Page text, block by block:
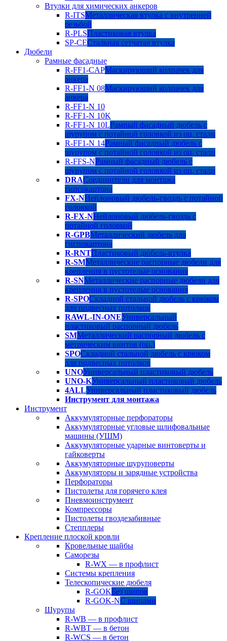
Втулки для химических анкеров
R-ITSМеталлическая втулка с внутренней
резьбой
R-PLSПластиковая втулка
SP-CEСтальная сетчатая втулка
Дюбели
Рамные фасадные
R-FF1-CAPМаскирующий колпачек для
анкера
R-FF1-N 08Маскирующий колпачек для
анкера
R-FF1-N 10
R-FF1-N 10K
R-FF1-N 10LРамный фасадный дюбель с
шурупом с потайной головкой из оц. стали
R-FF1-N 14Рамный фасадный дюбель с
шурупом с потайной головкой из оц. стали
R-FFS-NРамный фасадный дюбель с
шурупом с потайной головкой из оц. стали
DRAСоединители для монтажа
гипсокартона
FX-NНейлоновый дюбель-гвоздь с потайной
головкой
R-FX-NНейлоновый дюбель-гвоздь с
потайной головкой
R-GPBМеталлический дюбель для
гиспокартона
R-RNTПластиковый дюбель-втулка
R-SMМеталлические распорные дюбели для
крепления в пустотелые основания
R-SNМеталлические распорные дюбели для
крепления в пустотелые основания
R-SPOСкладной стальной дюбель с крюком
для подвесных потолков
RAWL-IN-ONEУниверсальный
пластиковый распорный дюбель
SMМеталлический распорный дюбель с
метрическим винтов (оц.)
SPOСкладной стальной дюбель с крюком
для подвесных потолков
UNOУниверсальный пластиковый дюбель
UNO-KУниверсальный пластиковый дюбель
4ALLУниверсальный пластиковый дюбель
Инструмент для монтажа
Инструмент
Аккумуляторные перфораторы
Аккумуляторные угловые шлифовальные
машины (УШМ)
Аккумуляторные ударные винтоверты и
гайковерты
Аккумуляторные шуруповерты
Аккумуляторы и зарядные устройства
Перфораторы
Пистолеты для горячего клея
Пневмоинструмент
Компрессоры
Пистолеты гвоздезабивные
Степплеры
Крепление плоской кровли
Кровельные шайбы
Саморезы
R-WX — в профлист
Системы крепления
Телескопические дюбеля
R-GOKБез шипов
R-GOK-NС шипами
Шурупы
R-WB — в профлист
R-WBT — в бетон
R-WCS — в бетон